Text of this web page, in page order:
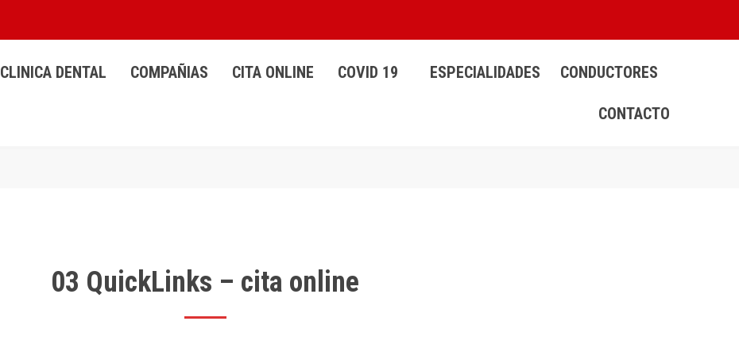
CLINICA DENTAL COMPAÑIAS CITA ONLINE COVID 19 ESPECIALIDADES CONDUCTORES
CONTACTO
03 QuickLinks – cita online